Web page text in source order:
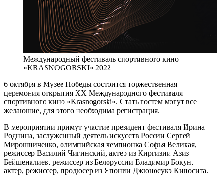
Международный фестиваль спортивного кино
«KRASNOGORSKI» 2022
6 октября в Музее Победы состоится торжественная
церемония открытия ХХ Международного фестиваля
спортивного кино «Krasnogorski». Стать гостем могут все
желающие, для этого необходима регистрация.
В мероприятии примут участие президент фестиваля Ирина
Роднина, заслуженный деятель искусств России Сергей
Мирошниченко, олимпийская чемпионка Софья Великая,
режиссер Василий Чигинский, актер из Киргизии Азиз
Бейшеналиев, режиссер из Белоруссии Владимир Бокун,
актер, режиссер, продюсер из Японии Джюносукэ Киносита.